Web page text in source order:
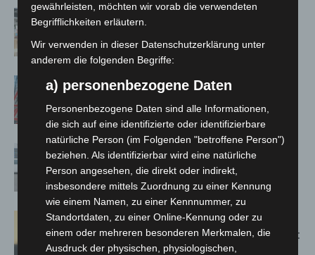
Kunst trifft Weingenuss: Barbara-
Jacques’ Wein-Depot Isernhagen
A2: Zweite Turbobaustelle startet
Bothfeld
Niedersachsen: Feuerwehrkräfte
kehren nach Waldbrandeinsatz aus
Spanien zurück
Hannover: Erste Tigermücken-
Population in Niedersachsen entdeckt
gewährleisten, möchten wir vorab die verwendeten
Begrifflichkeiten erläutern.
Wir verwenden in dieser Datenschutzerklärung unter
anderem die folgenden Begriffe:
a) personenbezogene Daten
Personenbezogene Daten sind alle Informationen,
die sich auf eine identifizierte oder identifizierbare
natürliche Person (im Folgenden "betroffene Person")
beziehen. Als identifizierbar wird eine natürliche
Person angesehen, die direkt oder indirekt,
insbesondere mittels Zuordnung zu einer Kennung
wie einem Namen, zu einer Kennnummer, zu
Standortdaten, zu einer Online-Kennung oder zu
einem oder mehreren besonderen Merkmalen, die
Ausdruck der physischen, physiologischen,